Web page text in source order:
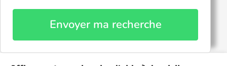
Envoyer ma recherche